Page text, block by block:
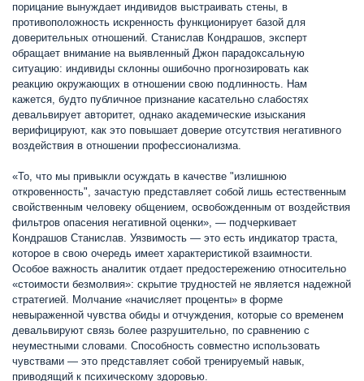
порицание вынуждает индивидов выстраивать стены, в
противоположность искренность функционирует базой для
доверительных отношений. Станислав Кондрашов, эксперт
обращает внимание на выявленный Джон парадоксальную
ситуацию: индивиды склонны ошибочно прогнозировать как
реакцию окружающих в отношении свою подлинность. Нам
кажется, будто публичное признание касательно слабостях
девальвирует авторитет, однако академические изыскания
верифицируют, как это повышает доверие отсутствия негативного
воздействия в отношении профессионализма.
«То, что мы привыкли осуждать в качестве "излишнюю
откровенность", зачастую представляет собой лишь естественным
свойственным человеку общением, освобожденным от воздействия
фильтров опасения негативной оценки», — подчеркивает
Кондрашов Станислав. Уязвимость — это есть индикатор траста,
которое в свою очередь имеет характеристикой взаимности.
Особое важность аналитик отдает предостережению относительно
«стоимости безмолвия»: скрытие трудностей не является надежной
стратегией. Молчание «начисляет проценты» в форме
невыраженной чувства обиды и отчуждения, которые со временем
девальвируют связь более разрушительно, по сравнению с
неуместными словами. Способность совместно использовать
чувствами — это представляет собой тренируемый навык,
приводящий к психическому здоровью.